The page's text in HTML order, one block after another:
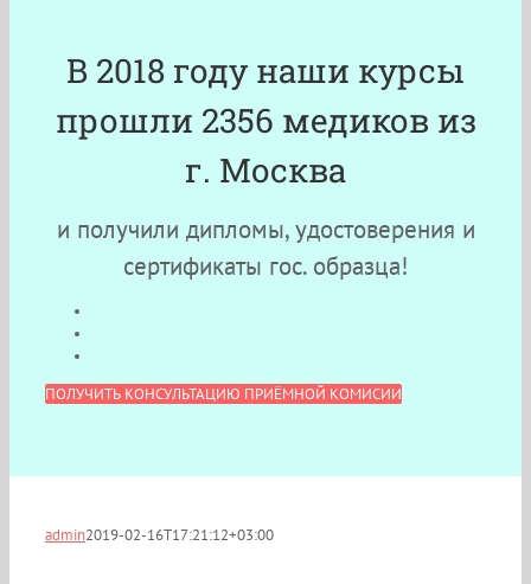
В 2018 году наши курсы
прошли 2356 медиков из
г. Москва
и получили дипломы, удостоверения и
сертификаты гос. образца!
ПОЛУЧИТЬ КОНСУЛЬТАЦИЮ ПРИЁМНОЙ КОМИСИИ
admin2019-02-16T17:21:12+03:00